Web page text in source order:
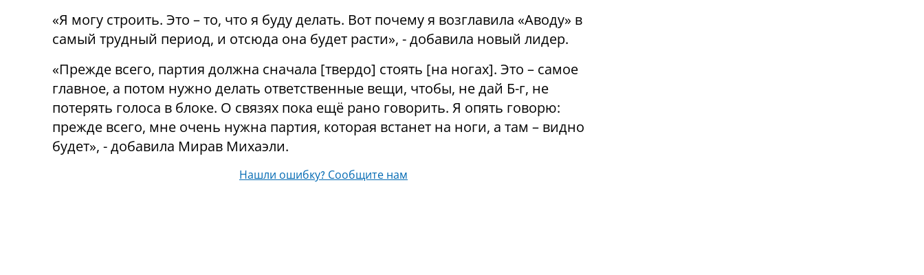
«Я могу строить. Это – то, что я буду делать. Вот почему я возглавила «Аводу» в
самый трудный период, и отсюда она будет расти», - добавила новый лидер.
«Прежде всего, партия должна сначала [твердо] стоять [на ногах]. Это – самое
главное, а потом нужно делать ответственные вещи, чтобы, не дай Б-г, не
потерять голоса в блоке. О связях пока ещё рано говорить. Я опять говорю:
прежде всего, мне очень нужна партия, которая встанет на ноги, а там – видно
будет», - добавила Мирав Михаэли.
Нашли ошибку? Сообщите нам